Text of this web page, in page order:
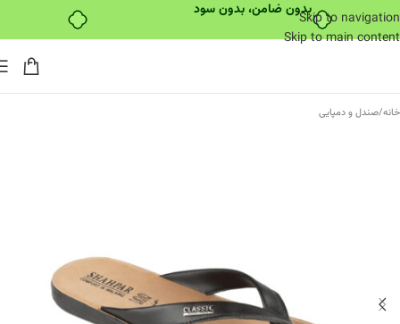
بدون ضامن، بدون سودSkip to navigation
Skip to main content
خانه/صندل و دمپایی